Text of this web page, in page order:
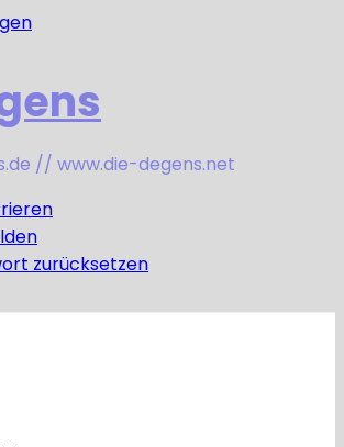
// www.die-degens.net
zurücksetzen